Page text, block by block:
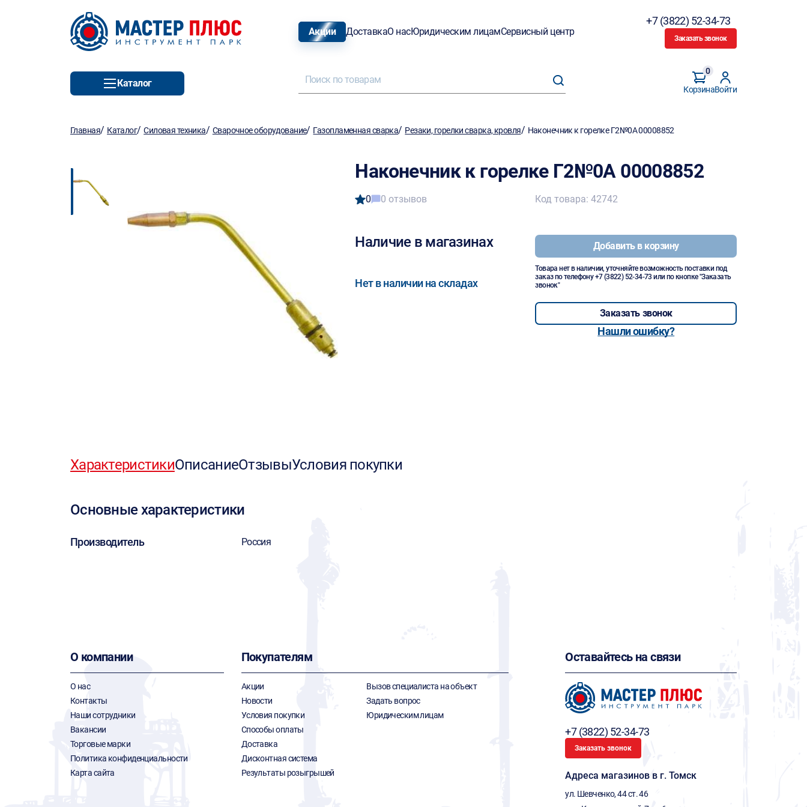
Акции ДоставкаО насЮридическим лицамСервисный центр
+7 (3822) 52-34-73
Заказать звонок
Каталог
Корзина
0
Войти
Главная/ Каталог/Силовая техника/ Сварочное оборудование/ Газопламенная сварка/ Резаки, горелки сварка, кровля/ Наконечник к горелке Г2№0А 00008852
Наконечник к горелке Г2№0А 00008852
0 0 отзывов
Наличие в магазинах
Нет в наличии на складах
Код товара: 42742
Добавить в корзину
Товара нет в наличии, уточняйте возможность поставки под
заказ по телефону+7 (3822) 52-34-73 или по кнопке "Заказать
звонок"
Заказать звонок
Нашли ошибку?
ХарактеристикиОписаниеОтзывыУсловия покупки
Основные характеристики
Производитель Россия
О компании
О нас
Контакты
Наши сотрудники
Вакансии
Торговые марки
Политика конфиденциальности
Карта сайта
Покупателям
Акции
Новости
Условия покупки
Способы оплаты
Доставка
Дисконтная система
Результаты розыгрышей
Вызов специалиста на объект
Задать вопрос
Юридическим лицам
Оставайтесь на связи
+7 (3822) 52-34-73
Заказать звонок
Адреса магазинов в г. Томск
ул. Шевченко, 44 ст. 46